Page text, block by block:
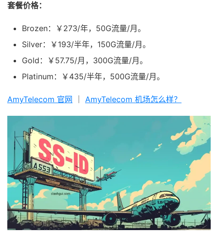
套餐价格：
Brozen：￥273/年，50G流量/月。
Silver：￥193/半年，150G流量/月。
Gold：￥57.75/月，300G流量/月。
Platinum：￥435/半年，500G流量/月。
AmyTelecom 官网 AmyTelecom 机场怎么样？